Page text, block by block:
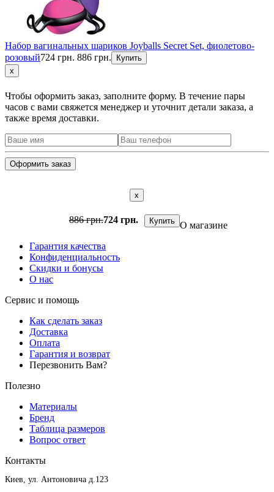
Набор вагинальных шариков Joyballs Secret Set, фиолетово-
розовый724 грн. 886 грн.
Купить
x
Чтобы оформить заказ, заполните форму. В течение пары
часов с вами свяжется менеджер и уточнит детали заказа, а
также время доставки.
x
886 грн.724 грн. Купить О магазине
Гарантия качества
Конфиденциальность
Скидки и бонусы
О нас
Сервис и помощь
Как сделать заказ
Доставка
Оплата
Гарантия и возврат
Перезвонить Вам?
Полезно
Материалы
Бренд
Таблица размеров
Вопрос ответ
Контакты
Киев, ул. Антоновича д.123